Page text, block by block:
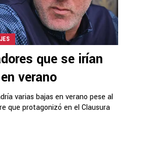
que se irían
verano
varias bajas en verano pese al
que protagonizó en el Clausura